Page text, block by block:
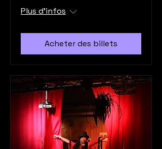
Plus d'infos
Acheter des billets